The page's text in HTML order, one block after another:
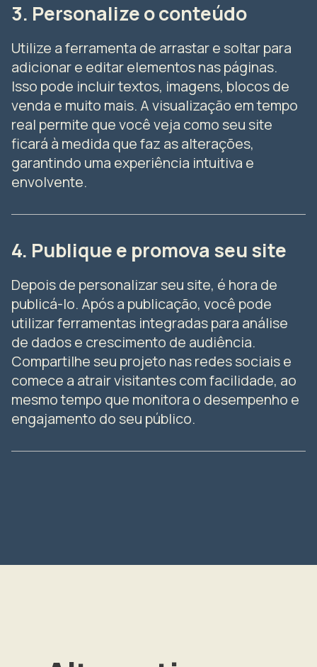
3. Personalize o conteúdo
Utilize a ferramenta de arrastar e soltar para
adicionar e editar elementos nas páginas.
Isso pode incluir textos, imagens, blocos de
venda e muito mais. A visualização em tempo
real permite que você veja como seu site
ficará à medida que faz as alterações,
garantindo uma experiência intuitiva e
envolvente.
4. Publique e promova seu site
Depois de personalizar seu site, é hora de
publicá-lo. Após a publicação, você pode
utilizar ferramentas integradas para análise
de dados e crescimento de audiência.
Compartilhe seu projeto nas redes sociais e
comece a atrair visitantes com facilidade, ao
mesmo tempo que monitora o desempenho e
engajamento do seu público.